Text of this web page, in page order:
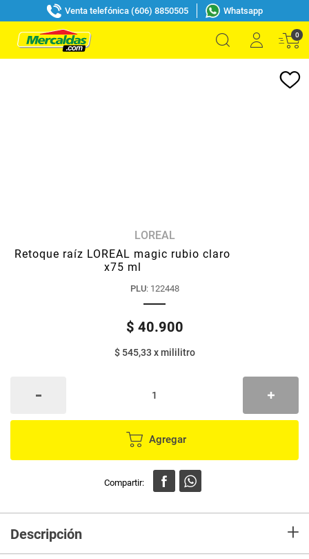
Venta telefónica (606) 8850505 Whatsapp
0
LOREAL
Retoque raíz LOREAL magic rubio claro
x75 ml
PLU: 122448
$ 40.900
$ 545,33 xmililitro
Agregar
Descripción +